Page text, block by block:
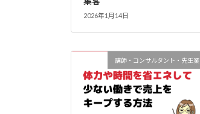
2026年1月14日
講師・コンサルタント・先生業